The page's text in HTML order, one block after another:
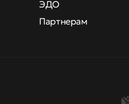
ЭДО
Партнерам